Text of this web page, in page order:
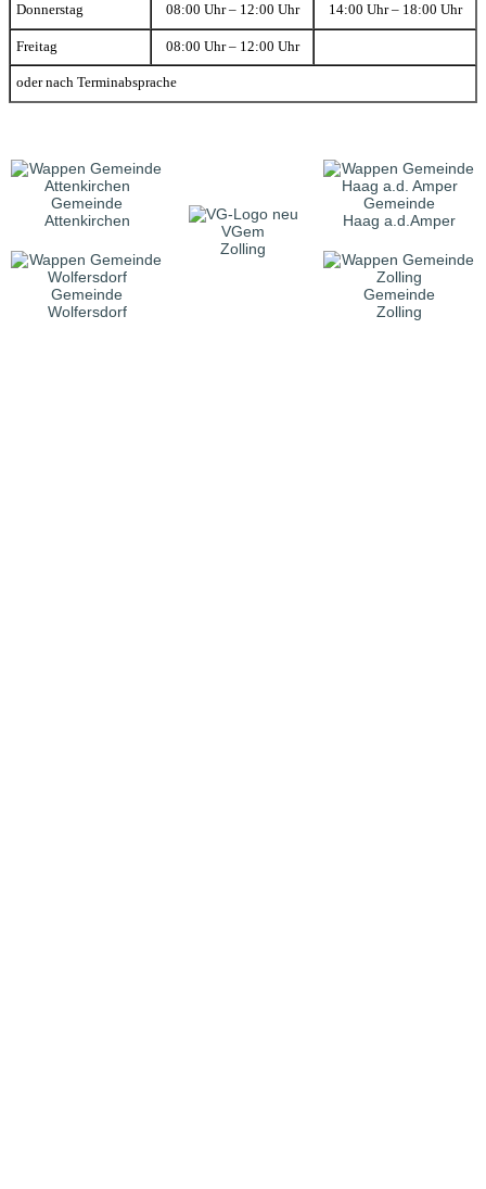
Donnerstag 08:00 Uhr – 12:00 Uhr 14:00 Uhr – 18:00 Uhr
Freitag 08:00 Uhr – 12:00 Uhr
oder nach Terminabsprache
Gemeinde
Attenkirchen
VGem
Zolling
Gemeinde
Haag a.d.Amper
Gemeinde
Wolfersdorf
Gemeinde
Zolling